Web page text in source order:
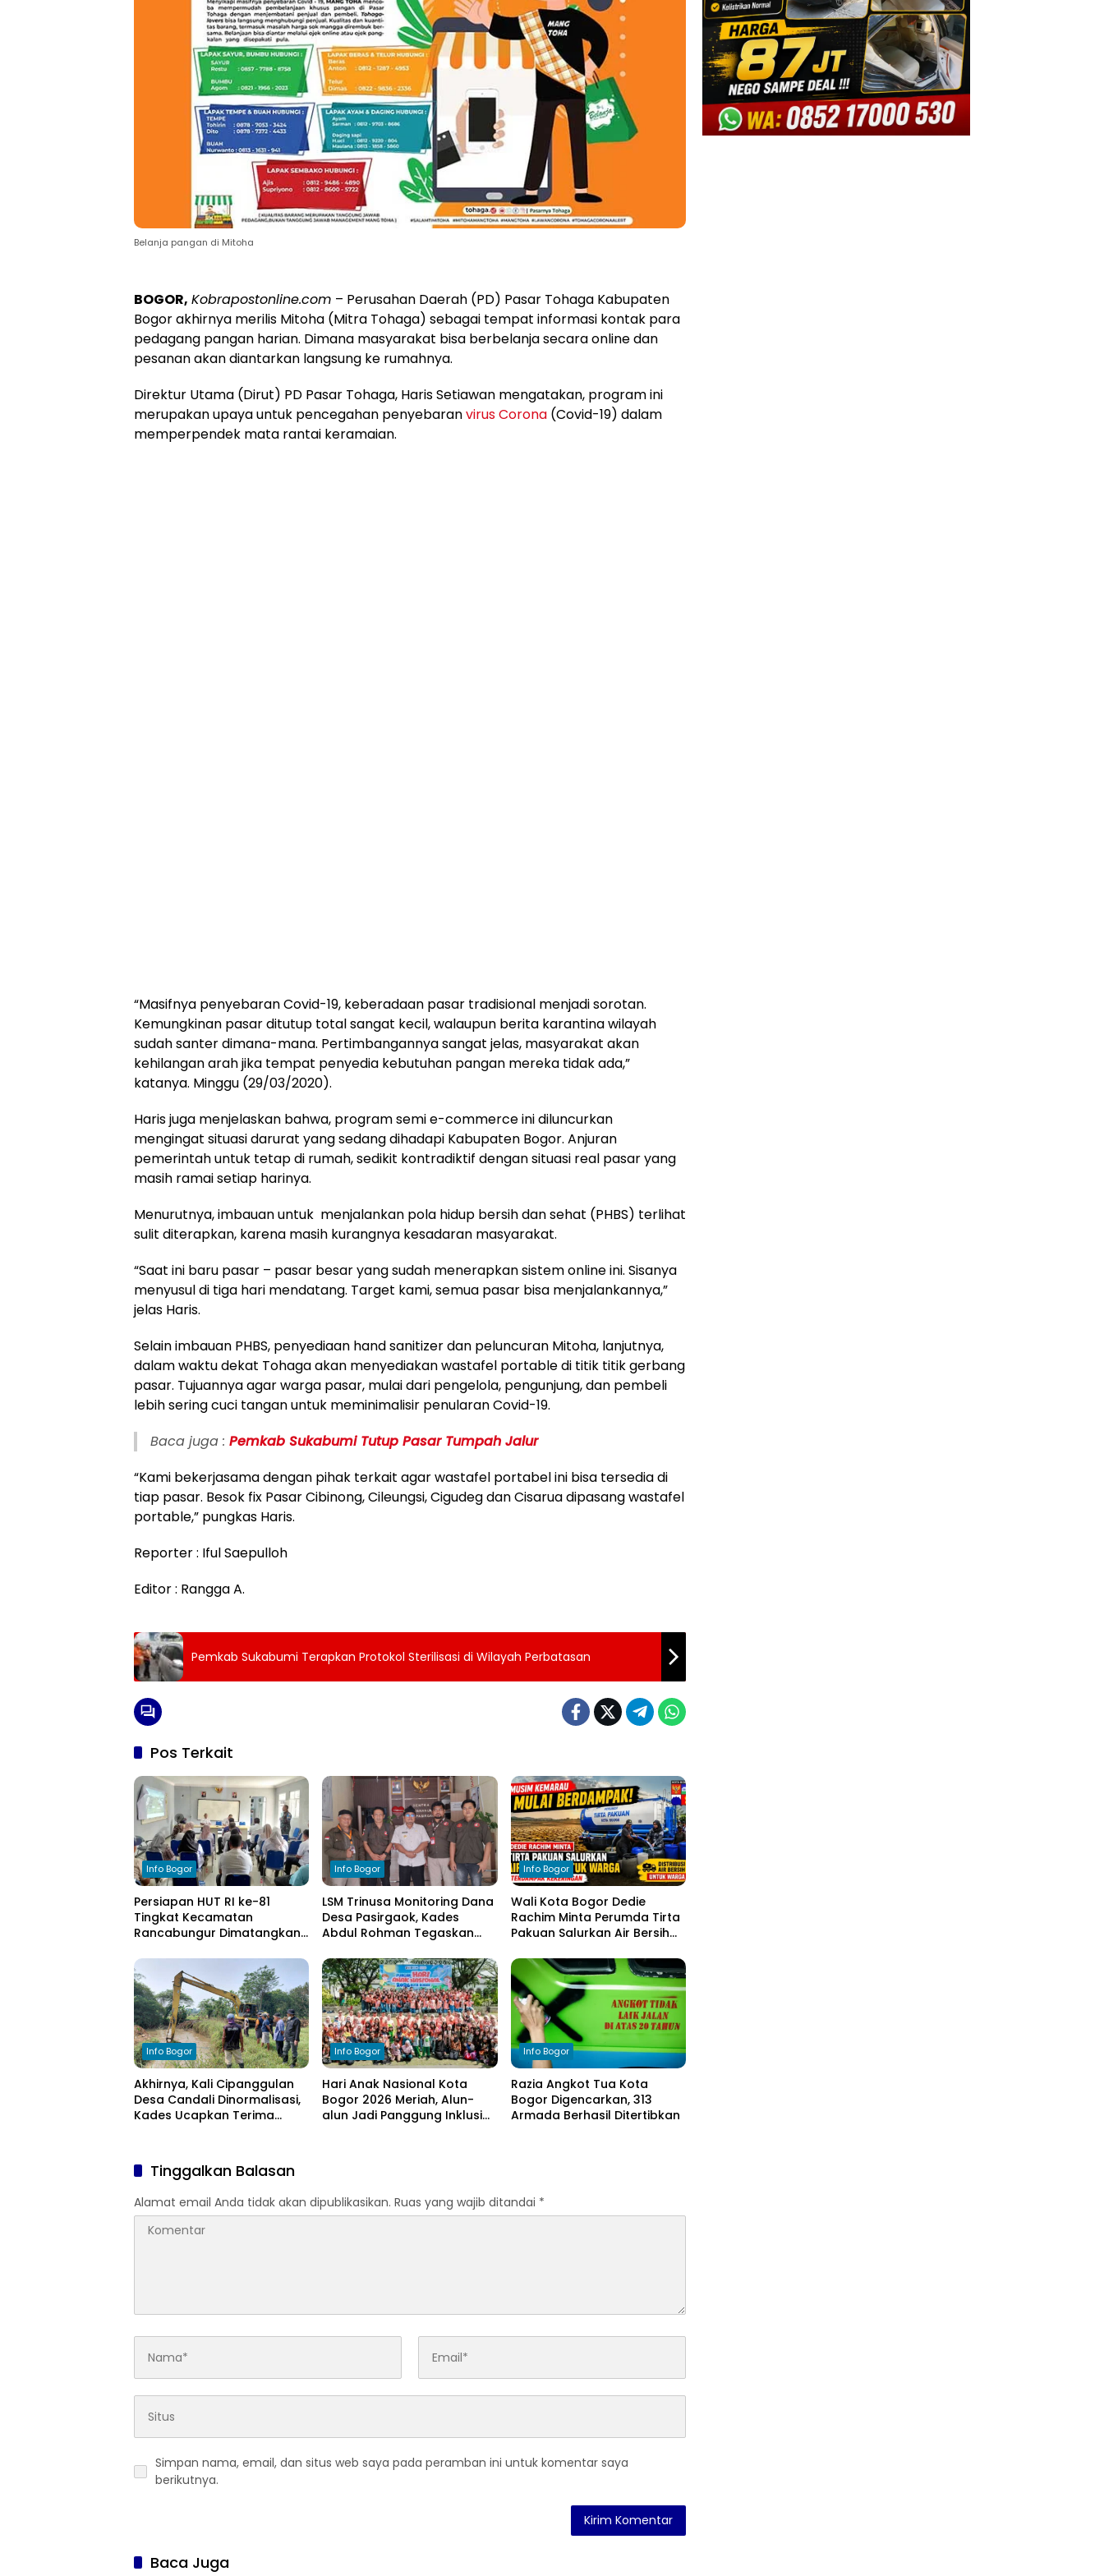
Belanja pangan di Mitoha
BOGOR, Kobrapostonline.com – Perusahan Daerah (PD) Pasar Tohaga Kabupaten
Bogor akhirnya merilis Mitoha (Mitra Tohaga) sebagai tempat informasi kontak para
pedagang pangan harian. Dimana masyarakat bisa berbelanja secara online dan
pesanan akan diantarkan langsung ke rumahnya.
Direktur Utama (Dirut) PD Pasar Tohaga, Haris Setiawan mengatakan, program ini
merupakan upaya untuk pencegahan penyebaranvirus Corona (Covid-19) dalam
memperpendek mata rantai keramaian.
“Masifnya penyebaran Covid-19, keberadaan pasar tradisional menjadi sorotan.
Kemungkinan pasar ditutup total sangat kecil, walaupun berita karantina wilayah
sudah santer dimana-mana. Pertimbangannya sangat jelas, masyarakat akan
kehilangan arah jika tempat penyedia kebutuhan pangan mereka tidak ada,”
katanya. Minggu (29/03/2020).
Haris juga menjelaskan bahwa, program semi e-commerce ini diluncurkan
mengingat situasi darurat yang sedang dihadapi Kabupaten Bogor. Anjuran
pemerintah untuk tetap di rumah, sedikit kontradiktif dengan situasi real pasar yang
masih ramai setiap harinya.
Menurutnya, imbauan untuk menjalankan pola hidup bersih dan sehat (PHBS) terlihat
sulit diterapkan, karena masih kurangnya kesadaran masyarakat.
“Saat ini baru pasar – pasar besar yang sudah menerapkan sistem online ini. Sisanya
menyusul di tiga hari mendatang. Target kami, semua pasar bisa menjalankannya,”
jelas Haris.
Selain imbauan PHBS, penyediaan hand sanitizer dan peluncuran Mitoha, lanjutnya,
dalam waktu dekat Tohaga akan menyediakan wastafel portable di titik titik gerbang
pasar. Tujuannya agar warga pasar, mulai dari pengelola, pengunjung, dan pembeli
lebih sering cuci tangan untuk meminimalisir penularan Covid-19.
Baca juga : Pemkab Sukabumi Tutup Pasar Tumpah Jalur
“Kami bekerjasama dengan pihak terkait agar wastafel portabel ini bisa tersedia di
tiap pasar. Besok fix Pasar Cibinong, Cileungsi, Cigudeg dan Cisarua dipasang wastafel
portable,” pungkas Haris.
Reporter : Iful Saepulloh
Editor : Rangga A.
Pemkab Sukabumi Terapkan Protokol Sterilisasi di Wilayah Perbatasan
Pos Terkait
Info Bogor
Persiapan HUT RI ke-81
Tingkat Kecamatan
Rancabungur Dimatangkan
Seluruh Elemen Masyarakat
Info Bogor
LSM Trinusa Monitoring Dana
Desa Pasirgaok, Kades
Abdul Rohman Tegaskan
Pengelolaan Anggaran
Info Bogor
Wali Kota Bogor Dedie
Rachim Minta Perumda Tirta
Pakuan Salurkan Air Bersih
Kekeringan
Info Bogor
Akhirnya, Kali Cipanggulan
Desa Candali Dinormalisasi,
Kades Ucapkan Terima
Info Bogor
Hari Anak Nasional Kota
Bogor 2026 Meriah, Alun-
alun Jadi Panggung Inklusi
Info Bogor
Razia Angkot Tua Kota
Bogor Digencarkan, 313
Armada Berhasil Ditertibkan
Tinggalkan Balasan
Alamat email Anda tidak akan dipublikasikan. Ruas yang wajib ditandai *
Simpan nama, email, dan situs web saya pada peramban ini untuk komentar saya
berikutnya.
Baca Juga